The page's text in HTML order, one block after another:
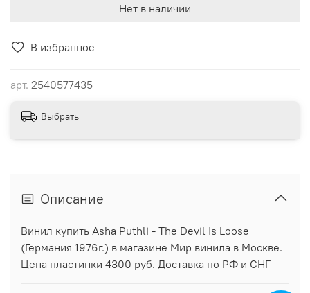
В избранное
арт. 2540577435
Нет в наличии
Выбрать
Описание
Винил купить Asha Puthli - The Devil Is Loose
(Германия 1976г.) в магазине Мир винила в Москве.
Цена пластинки 4300 руб. Доставка по РФ и СНГ